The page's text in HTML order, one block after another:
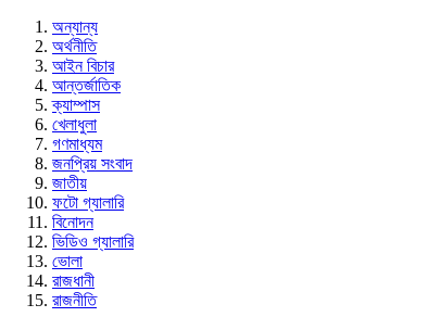
অন্যান্য
অর্থনীতি
আইন বিচার
আন্তর্জাতিক
ক্যাম্পাস
খেলাধুলা
গণমাধ্যম
জনপ্রিয় সংবাদ
জাতীয়
ফটো গ্যালারি
বিনোদন
ভিডিও গ্যালারি
ভোলা
রাজধানী
রাজনীতি